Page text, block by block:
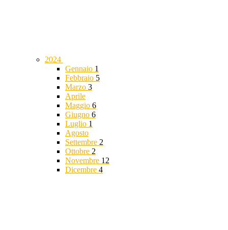
2024
Gennaio 1
Febbraio 5
Marzo 3
Aprile
Maggio 6
Giugno 6
Luglio 1
Agosto
Settembre 2
Ottobre 2
Novembre 12
Dicembre 4